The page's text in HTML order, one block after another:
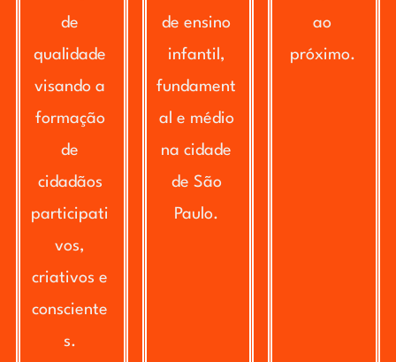
de
qualidade
visando a
formação
de
cidadãos
participati
vos,
criativos e
consciente
s.
de ensino
infantil,
fundament
al e médio
na cidade
de São
Paulo.
ao
próximo.